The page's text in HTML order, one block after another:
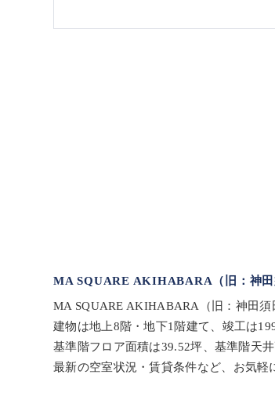
MA SQUARE AKIHABARA（旧：神田
MA SQUARE AKIHABARA（旧：神田須
建物は地上8階・地下1階建て、竣工は
基準階フロア面積は39.52坪、基準階天井
最新の空室状況・賃貸条件など、お気軽